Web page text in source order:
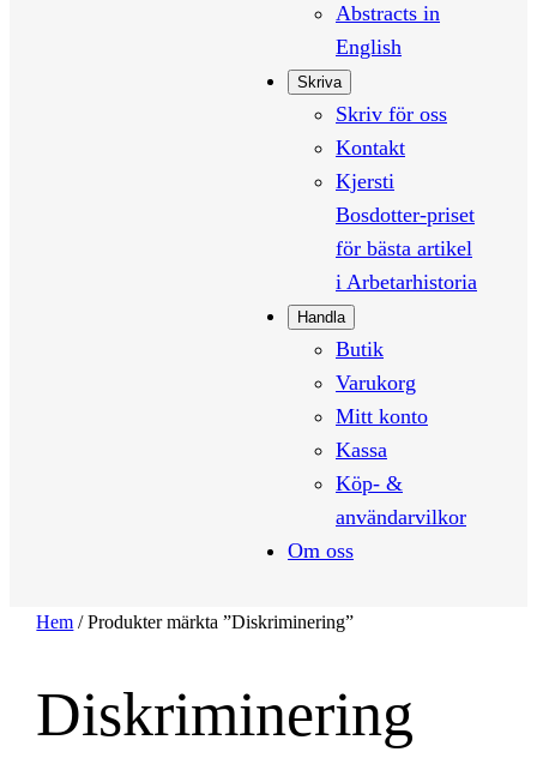
Abstracts in
English
Skriva
Skriv för oss
Kontakt
Kjersti
Bosdotter-priset
för bästa artikel
i Arbetarhistoria
Handla
Butik
Varukorg
Mitt konto
Kassa
Köp- &
användarvilkor
Om oss
Hem / Produkter märkta ”Diskriminering”
Diskriminering